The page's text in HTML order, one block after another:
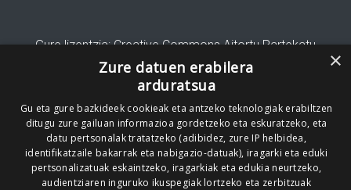
Gure lizentzia: Creative Commons Aitortu Partekatu
Codesyntaxek garatua
HONI BURUZ LEGE OHARRA PUBLIZITATEA
×
Zure datuen erabilera
arduratsua
Gu eta gure bazkideek cookieak eta antzeko teknologiak erabiltzen
ditugu zure gailuan informazioa gordetzeko eta eskuratzeko, eta
datu pertsonalak tratatzeko (adibidez, zure IP helbidea,
identifikatzaile bakarrak eta nabigazio-datuak), iragarki eta eduki
pertsonalizatuak eskaintzeko, iragarkiak eta edukia neurtzeko,
audientziaren inguruko ikuspegiak lortzeko eta zerbitzuak